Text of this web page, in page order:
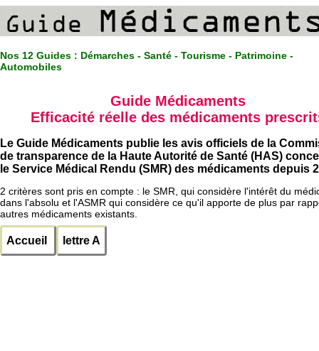
Nos 12 Guides : Démarches - Santé - Tourisme - Patrimoine -
Automobiles
Guide Médicaments
Efficacité réelle des médicaments
Le Guide Médicaments publie les avis officiels de la
de transparence de la Haute Autorité de Santé (HAS)
le Service Médical Rendu (SMR) des médicaments depuis
2 critères sont pris en compte : le SMR, qui considère l'intérêt du
dans l'absolu et l'ASMR qui considère ce qu'il apporte de plus par
autres médicaments existants.
Accueil lettre A